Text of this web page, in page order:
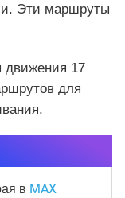
Эти маршруты
движения 17
для
в MAX